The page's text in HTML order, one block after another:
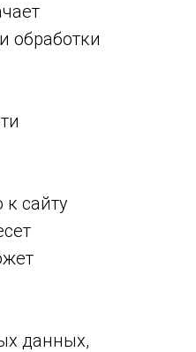
обработки
сайту
данных,